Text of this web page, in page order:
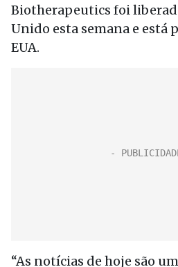
Biotherapeutics foi
Unido esta semana e está
EUA.
“As notícias de hoje são